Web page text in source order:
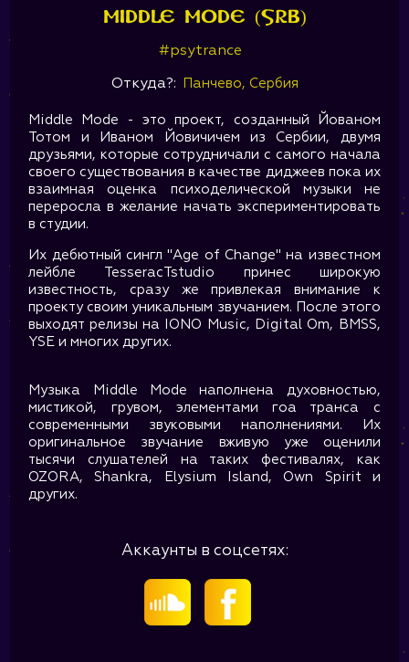
Middle Mode (SRB)
#psytrance
Откуда?: Панчево, Сербия
Middle Mode - это проект, созданный Йованом
Тотом и Иваном Йовичичем из Сербии, двумя
друзьями, которые сотрудничали с самого начала
своего существования в качестве диджеев пока их
взаимная оценка психоделической музыки не
переросла в желание начать экспериментировать
в студии.
Их дебютный сингл "Age of Change" на известном
лейбле TesseracTstudio принес широкую
известность, сразу же привлекая внимание к
проекту своим уникальным звучанием. После этого
выходят релизы на IONO Music, Digital Om, BMSS,
YSE и многих других.
Музыка Middle Mode наполнена духовностью,
мистикой, грувом, элементами гоа транса с
современными звуковыми наполнениями. Их
оригинальное звучание вживую уже оценили
тысячи слушателей на таких фестивалях, как
OZORA, Shankra, Elysium Island, Own Spirit и
других.
Аккаунты в соцсетях: